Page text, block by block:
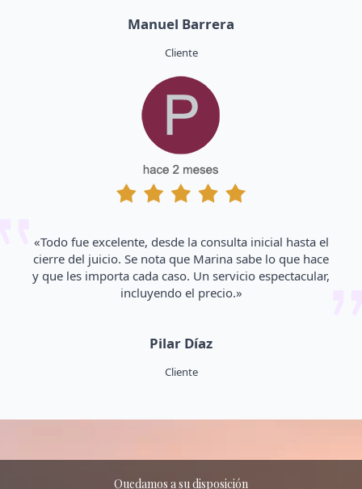
Manuel Barrera
Cliente
«Todo fue excelente, desde la consulta inicial hasta el
cierre del juicio. Se nota que Marina sabe lo que hace
y que les importa cada caso. Un servicio espectacular,
incluyendo el precio.»
Pilar Díaz
Cliente
Quedamos a su disposición